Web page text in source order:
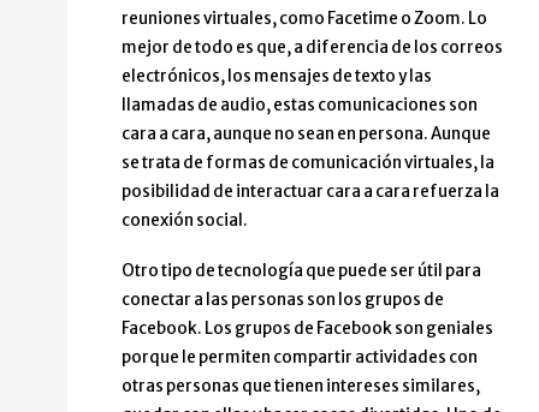
reuniones virtuales, como Facetime o Zoom. Lo
mejor de todo es que, a diferencia de los correos
electrónicos, los mensajes de texto y las
llamadas de audio, estas comunicaciones son
cara a cara, aunque no sean en persona. Aunque
se trata de formas de comunicación virtuales, la
posibilidad de interactuar cara a cara refuerza la
conexión social.
Otro tipo de tecnología que puede ser útil para
conectar a las personas son los grupos de
Facebook. Los grupos de Facebook son geniales
porque le permiten compartir actividades con
otras personas que tienen intereses similares,